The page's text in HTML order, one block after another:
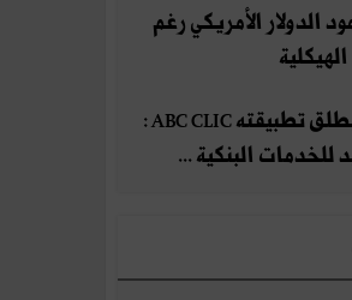
الدولار الأمريكي رغم
بنك ABC يطلق تطبيقته ABC CLIC :
للخدمات البنكية ...